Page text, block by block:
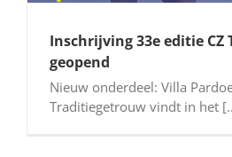
Inschrijving 33e editie CZ
geopend
Nieuw onderdeel: Villa
Traditiegetrouw vindt in het